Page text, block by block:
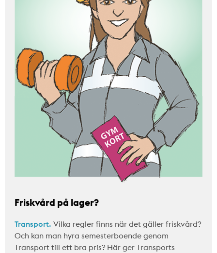
Friskvård på lager?
Transport. Vilka regler finns när det gäller friskvård?
Och kan man hyra semesterboende genom
Transport till ett bra pris? Här ger Transports